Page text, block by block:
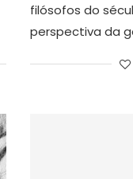
filósofos do
perspectiva da